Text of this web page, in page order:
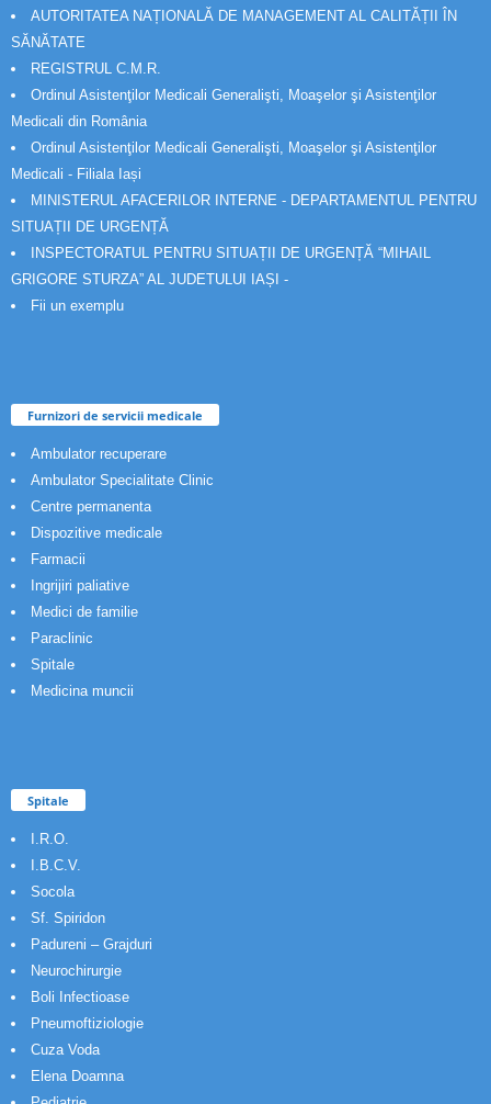
AUTORITATEA NAȚIONALĂ DE MANAGEMENT AL CALITĂȚII ÎN
SĂNĂTATE
REGISTRUL C.M.R.
Ordinul Asistenţilor Medicali Generalişti, Moaşelor şi Asistenţilor
Medicali din România
Ordinul Asistenţilor Medicali Generalişti, Moaşelor şi Asistenţilor
Medicali - Filiala Iași
MINISTERUL AFACERILOR INTERNE - DEPARTAMENTUL PENTRU
SITUAȚII DE URGENȚĂ
INSPECTORATUL PENTRU SITUAȚII DE URGENȚĂ “MIHAIL
GRIGORE STURZA” AL JUDETULUI IAȘI -
Fii un exemplu
Furnizori de servicii medicale
Ambulator recuperare
Ambulator Specialitate Clinic
Centre permanenta
Dispozitive medicale
Farmacii
Ingrijiri paliative
Medici de familie
Paraclinic
Spitale
Medicina muncii
Spitale
I.R.O.
I.B.C.V.
Socola
Sf. Spiridon
Padureni – Grajduri
Neurochirurgie
Boli Infectioase
Pneumoftiziologie
Cuza Voda
Elena Doamna